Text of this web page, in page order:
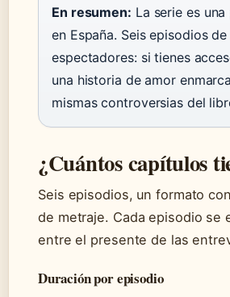
En resumen: La serie es
en España. Seis episodios
espectadores: si tienes
una historia de amor
mismas controversias del
¿Cuántos capítulos
Seis episodios, un formato
de metraje. Cada episodio se
entre el presente de las
Duración por episodio